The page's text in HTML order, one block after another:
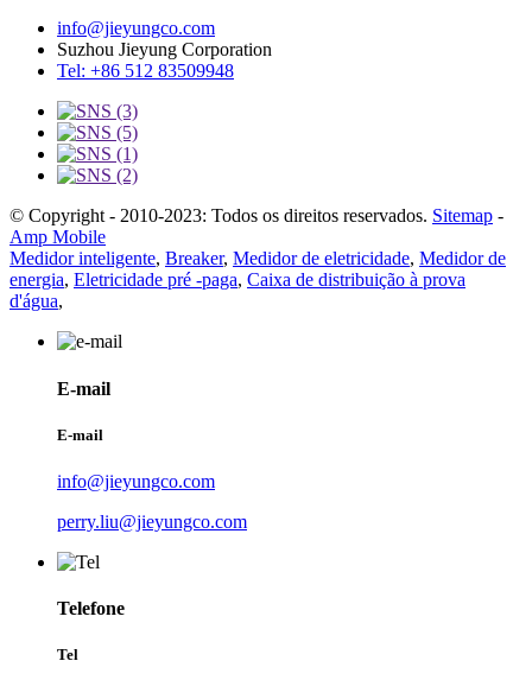
info@jieyungco.com
Suzhou Jieyung Corporation
Tel: +86 512 83509948
© Copyright - 2010-2023: Todos os direitos reservados. Sitemap -
Amp Mobile
Medidor inteligente, Breaker, Medidor de eletricidade, Medidor de
energia, Eletricidade pré -paga, Caixa de distribuição à prova
d'água,
E-mail
E-mail
info@jieyungco.com
perry.liu@jieyungco.com
Telefone
Tel